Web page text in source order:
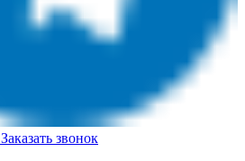
Заказать звонок